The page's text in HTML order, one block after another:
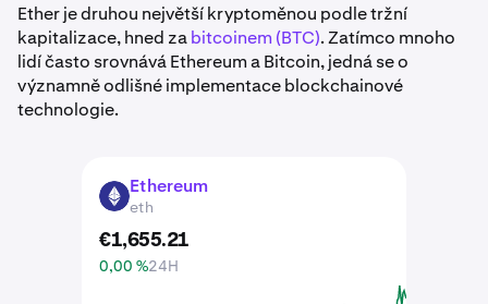
Ether je druhou největší kryptoměnou podle tržní
kapitalizace, hned zabitcoinem (BTC). Zatímco mnoho
lidí často srovnává Ethereum a Bitcoin, jedná se o
významně odlišné implementace blockchainové
technologie.
ETH Ethereum
eth
€1,655.21
0,00 %24H